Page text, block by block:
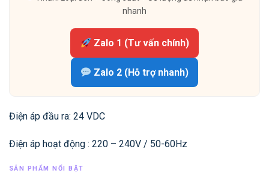
nhanh
Zalo 1 (Tư vấn chính)
Zalo 2 (Hỗ trợ nhanh)
Điện áp đầu ra: 24 VDC
Điện áp hoạt động : 220 – 240V / 50-60Hz
SẢN PHẨM NỔI BẬT